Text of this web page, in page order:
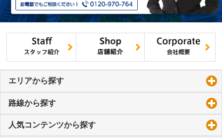
エリアから探す
路線から探す
人気コンテンツから探す